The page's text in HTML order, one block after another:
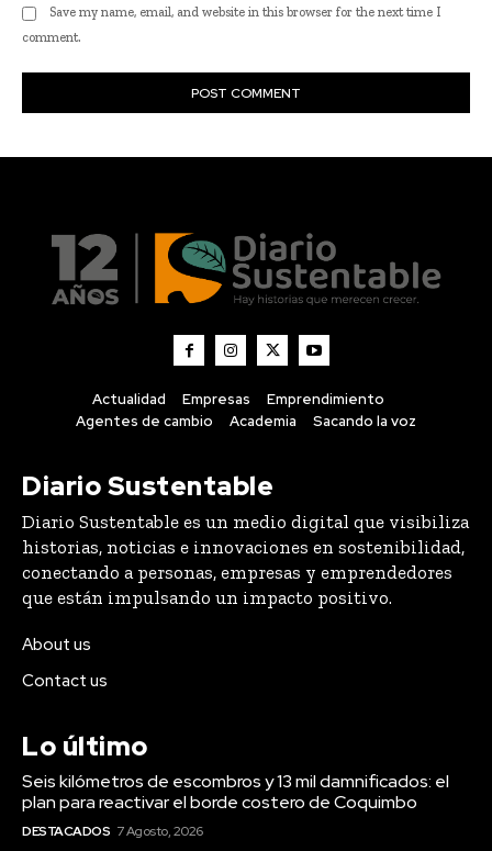
Actualidad Empresas
Emprendimiento
Agentes de cambio
Academia Sacando la voz
Diario Sustentable
Diario Sustentable es un medio digital que visibiliza
historias, noticias e innovaciones en sostenibilidad,
conectando a personas, empresas y emprendedores
que están impulsando un impacto positivo.
About us
Contact us
Lo último
Seis kilómetros de escombros y 13 mil damnificados: el
plan para reactivar el borde costero de Coquimbo
DESTACADOS 7 Agosto, 2026